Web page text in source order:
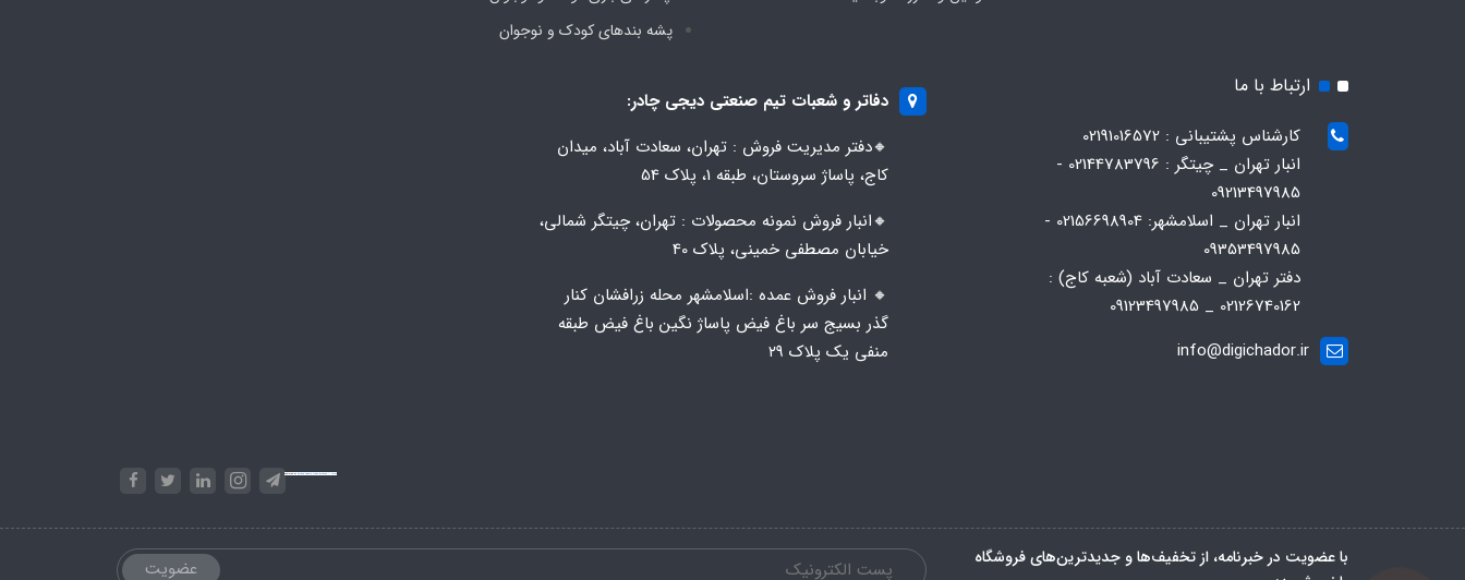
پشه‌ بندهای کودک و نوجوان
ارتباط با ما
کارشناس پشتیبانی : 02191016572
انبار تهران _ چیتگر : 02144783796 -
09213497985
انبار تهران _ اسلامشهر: 02156698904 -
09353497985
دفتر تهران _ سعادت آباد (شعبه کاج) :
02126740162 _ 09123497985
info@digichador.ir
دفاتر و شعبات تیم صنعتی دیجی چادر:
🔸️​​دفتر مدیریت فروش : تهران، سعادت آباد، میدان
کاج، پاساژ سروستان، طبقه 1، پلاک 54
🔸️​​انبار فروش نمونه محصولات : تهران، چیتگر شمالی،
خیابان مصطفی خمینی، پلاک 40
🔸️ انبار فروش عمده :اسلامشهر محله زرافشان کنار
گذر بسیج سر باغ فیض پاساژ نگین باغ فیض طبقه
منفی یک پلاک ۲۹
Powered byEmbed Google Maps &Phase 10 rules
با عضویت در خبرنامه، از تخفیف‌ها و جدیدترین‌های فروشگاه
عضویت